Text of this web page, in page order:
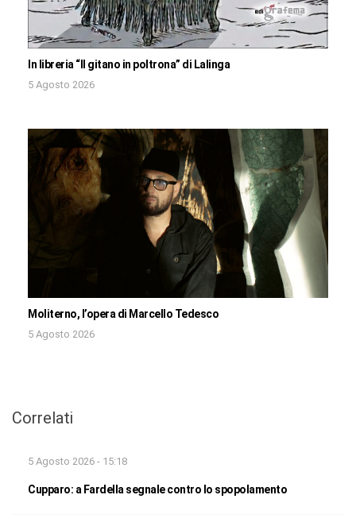
In libreria “Il gitano in poltrona” di Lalinga
5 Agosto 2026
Moliterno, l’opera di Marcello Tedesco
5 Agosto 2026
Correlati
5 Agosto 2026 - 15:18
Cupparo: a Fardella segnale contro lo spopolamento